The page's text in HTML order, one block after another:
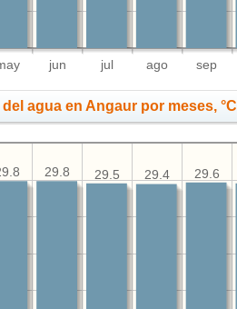
jun jul ago sep
agua en Angaur por meses, °C
29.6
29.4
29.5
29.8